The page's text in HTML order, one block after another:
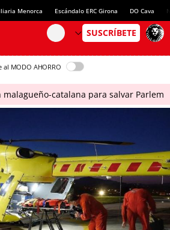
Menorca Escándalo ERC Girona DO Cava
al MODO AHORRO
malagueño-catalana para salvar Parlem